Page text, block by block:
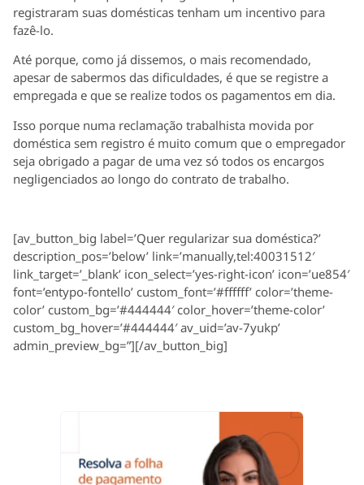
registraram suas domésticas tenham um incentivo para
fazê-lo.
Até porque, como já dissemos, o mais recomendado,
apesar de sabermos das dificuldades, é que se registre a
empregada e que se realize todos os pagamentos em dia.
Isso porque numa reclamação trabalhista movida por
doméstica sem registro é muito comum que o empregador
seja obrigado a pagar de uma vez só todos os encargos
negligenciados ao longo do contrato de trabalho.
[av_button_big label=’Quer regularizar sua doméstica?’
description_pos=’below’ link=’manually,tel:40031512′
link_target=’_blank’ icon_select=’yes-right-icon’ icon=’ue854′
font=’entypo-fontello’ custom_font=’#ffffff’ color=’theme-
color’ custom_bg=’#444444′ color_hover=’theme-color’
custom_bg_hover=’#444444′ av_uid=’av-7yukp’
admin_preview_bg=”][/av_button_big]